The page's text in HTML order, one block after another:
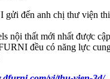
gửi đến anh chị thư viện
nội thất mới nhất được
đều có năng lực